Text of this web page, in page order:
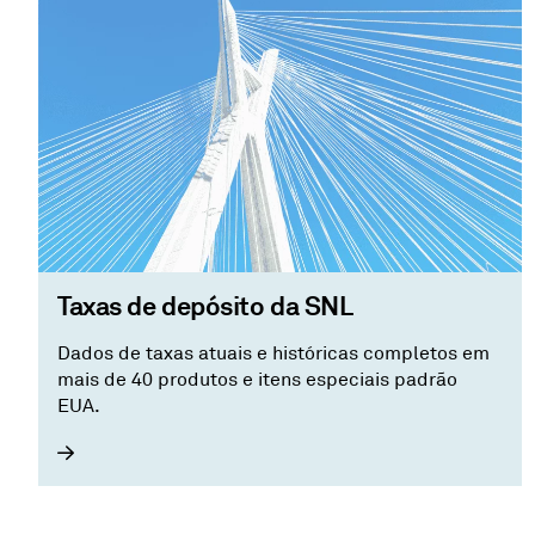
Taxas de depósito da SNL
Dados de taxas atuais e históricas completos em
mais de 40 produtos e itens especiais padrão
EUA.